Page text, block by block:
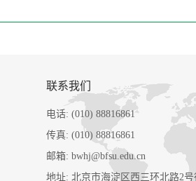
联系我们
电话: (010) 88816861
传真: (010) 88816861
邮箱: bwhj@bfsu.edu.cn
地址: 北京市海淀区西三环北路2号